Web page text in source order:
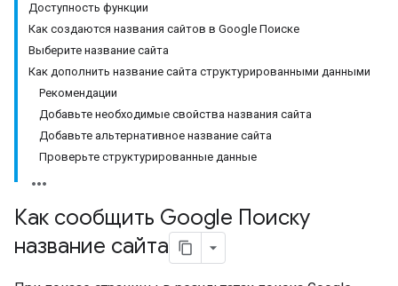
Доступность функции
Как создаются названия сайтов в Google Поиске
Выберите название сайта
Как дополнить название сайта структурированными данными
Рекомендации
Добавьте необходимые свойства названия сайта
Добавьте альтернативное название сайта
Проверьте структурированные данные
Как сообщить Google Поиску
название сайта